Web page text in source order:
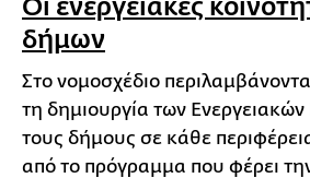
Οι ενεργειακές
δήμων
Στο νομοσχέδιο
τη δημιουργία των
τους δήμους σε κάθε
από το πρόγραμμα που φέρει